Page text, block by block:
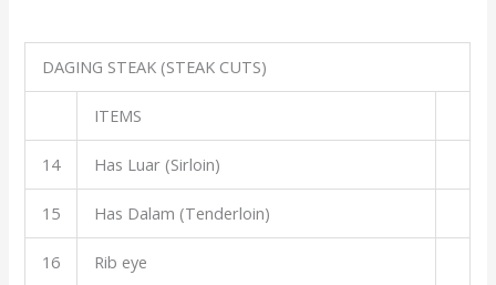
DAGING STEAK (STEAK CUTS)
ITEMS
14 Has Luar (Sirloin)
15 Has Dalam (Tenderloin)
16 Rib eye